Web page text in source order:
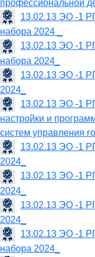
профессиональной
13.02.13 ЭО -1
набора 2024 _
13.02.13 ЭО -1
набора 2024_
13.02.13 ЭО -1
2024_
13.02.13 ЭО -1
настройки и
систем управления
13.02.13 ЭО -1
2024_
13.02.13 ЭО -1
2024_
13.02.13 ЭО -1
2024_
13.02.13 ЭО -1
набора 2024_